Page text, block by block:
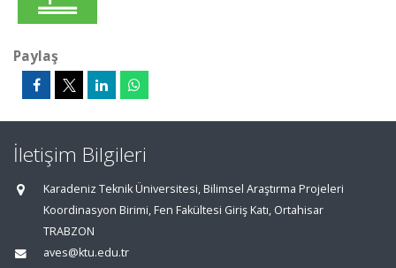
Paylaş
İletişim Bilgileri
Karadeniz Teknik Üniversitesi, Bilimsel Araştırma Projeleri
Koordinasyon Birimi, Fen Fakültesi Giriş Katı, Ortahisar
TRABZON
aves@ktu.edu.tr